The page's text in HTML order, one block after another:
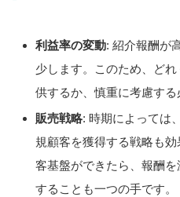
利益率の変動: 紹介報酬が
少します。このため、ど
供するか、慎重に考慮する
販売戦略: 時期によっては
規顧客を獲得する戦略も
客基盤ができたら、報酬
することも一つの手です。